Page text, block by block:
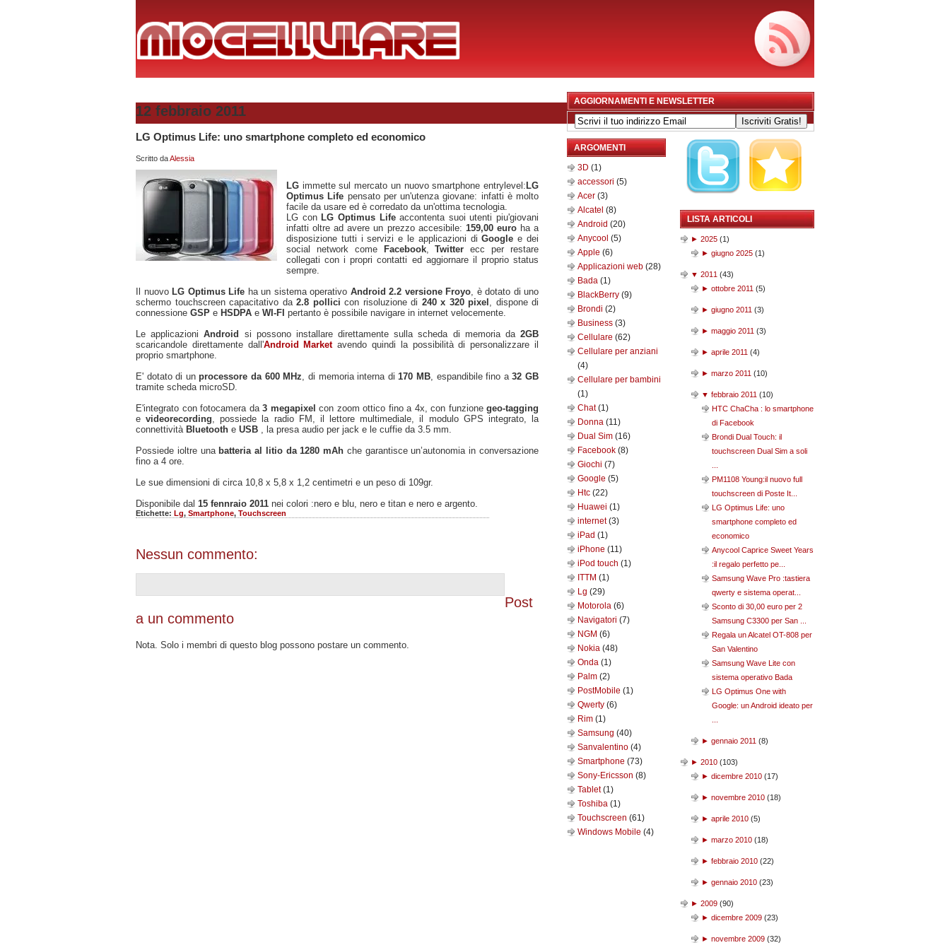
12 febbraio 2011
LG Optimus Life: uno smartphone completo ed economico
Scritto daAlessia
LG immette sul mercato un nuovo smartphone entrylevel:LG
Optimus Life pensato per un'utenza giovane: infatti è molto
facile da usare ed è corredato da un'ottima tecnologia.
LG conLG Optimus Lifeaccontenta suoi utenti piu'giovani
infatti oltre ad avere un prezzo accesibile: 159,00 euro ha a
disposizione tutti i servizi e le applicazioni diGoogle e dei
social network come Facebook,Twitterecc per restare
collegati con i propri contatti ed aggiornare il proprio status
sempre.
Il nuovo LG Optimus Life ha un sistema operativo Android 2.2 versione Froyo , è dotato di uno
schermo touchscreen capacitativo da 2.8 pollici con risoluzione di 240 x 320 pixel , dispone di
connessione GSP e HSDPA e WI-FI pertanto è possibile navigare in internet velocemente.
Le applicazioniAndroid si possono installare direttamente sulla scheda di memoria da2GB
scaricandole direttamente dall'Android Marketavendo quindi la possibilità di personalizzare il
proprio smartphone.
E' dotato di unprocessore da 600 MHz , di memoria interna di 170 MB, espandibile fino a32 GB
tramite scheda microSD.
E'integrato con fotocamera da 3 megapixel con zoom ottico fino a 4x, con funzione geo-tagging
evideorecording , possiede la radio FM, il lettore multimediale, il modulo GPS integrato, la
connettività Bluetooth e USB
, la presa audio per jack e le cuffie da 3.5 mm.
Possiede ioltre una batteria al litio da 1280 mAh che garantisce un’autonomia in conversazione
fino a 4 ore.
Le sue dimensioni di circa 10,8 x 5,8 x 1,2 centimetri e un peso di 109gr.
Disponibile dal 15 fennraio 2011 nei colori :nero e blu, nero e titan e nero e argento.
Etichette: Lg, Smartphone, Touchscreen
Nessun commento:
Post
a un commento
Nota. Solo i membri di questo blog possono postare un commento.
AGGIORNAMENTI E NEWSLETTER
ARGOMENTI
3D (1)
accessori (5)
Acer (3)
Alcatel (8)
Android (20)
Anycool (5)
Apple (6)
Applicazioni web (28)
Bada (1)
BlackBerry (9)
Brondi (2)
Business (3)
Cellulare (62)
Cellulare per anziani
(4)
Cellulare per bambini
(1)
Chat(1)
Donna (11)
Dual Sim (16)
Facebook (8)
Giochi (7)
Google (5)
Htc (22)
Huawei (1)
internet(3)
iPad (1)
iPhone (11)
iPod touch (1)
ITTM (1)
Lg (29)
Motorola (6)
Navigatori (7)
NGM (6)
Nokia (48)
Onda (1)
Palm (2)
PostMobile (1)
Qwerty (6)
Rim (1)
Samsung (40)
Sanvalentino (4)
Smartphone (73)
Sony-Ericsson (8)
Tablet(1)
Toshiba (1)
Touchscreen (61)
Windows Mobile (4)
LISTA ARTICOLI
► 2025 (1)
► giugno 2025 (1)
▼ 2011 (43)
► ottobre 2011 (5)
► giugno 2011 (3)
► maggio 2011 (3)
► aprile 2011 (4)
► marzo 2011 (10)
▼ febbraio 2011 (10)
HTC ChaCha : lo smartphone
di Facebook
Brondi Dual Touch: il
touchscreen Dual Sim a soli
PM1108 Young:il nuovo full
touchscreen di Poste It...
LG Optimus Life: uno
smartphone completo ed
economico
Anycool Caprice Sweet Years
:il regalo perfetto pe...
Samsung Wave Pro :tastiera
qwerty e sistema operat...
Sconto di 30,00 euro per 2
Samsung C3300 per San ...
Regala un Alcatel OT-808 per
San Valentino
Samsung Wave Lite con
sistema operativo Bada
LG Optimus One with
Google: un Android ideato per
► gennaio 2011 (8)
► 2010 (103)
► dicembre 2010 (17)
► novembre 2010 (18)
► aprile 2010 (5)
► marzo 2010 (18)
► febbraio 2010 (22)
► gennaio 2010 (23)
► 2009 (90)
► dicembre 2009 (23)
► novembre 2009 (32)